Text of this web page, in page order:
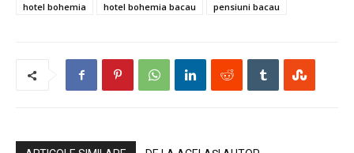
hotel bohemia hotel bohemia bacau pensiuni bacau